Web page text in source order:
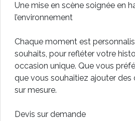
Une mise en scène soignée en
l’environnement
Chaque moment est
souhaits, pour refléter votre
occasion unique. Que vous
que vous souhaitiez ajouter
sur mesure.
Devis sur demande